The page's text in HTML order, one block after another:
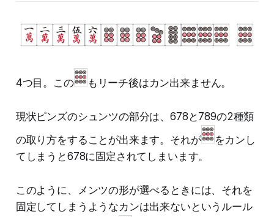
4つ目。この もリーチ後はカン出来ません。
現状ピンズのシュンツの部分は、678と789の2種類
の取り方をすることが出来ます。それが
をカンし
てしまうと678に固定されてしまいます。
このように、メンツの形が選べるときには、それを
固定してしまうようなカンは出来ないというルール